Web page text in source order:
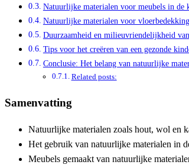
Natuurlijke materialen voor meubels in de
Natuurlijke materialen voor
Duurzaamheid en milieuvriendelijkheid
Tips voor het creëren van een gezonde
Conclusie: Het belang van natuurlijke
Related posts:
Samenvatting
Natuurlijke materialen zoals hout, wol en
Het gebruik van natuurlijke materialen in
Meubels gemaakt van natuurlijke